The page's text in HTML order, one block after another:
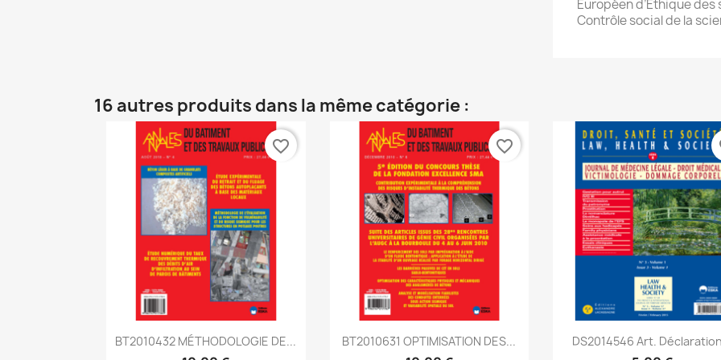
Européen d’Éthique
Contrôle social de la
16 autres produits dans la même catégorie :
Aperçu rapide
BT2010432 MÉTHODOLOGIE DE...
favorite_border
Aperçu rapide
BT2010631 OPTIMISATION DES...
favorite_border
Aperçu rapide
DS2014546 Art.